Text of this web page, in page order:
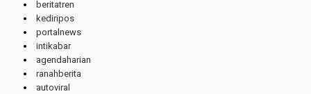
beritatren
kediripos
portalnews
intikabar
agendaharian
ranahberita
autoviral